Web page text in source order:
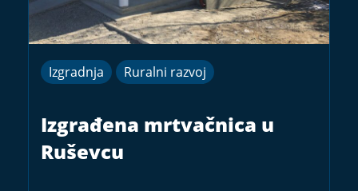
Izgradnja Ruralni razvoj
Izgrađena mrtvačnica u
Ruševcu